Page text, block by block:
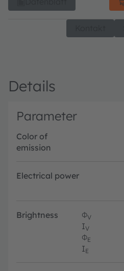
Details
Parameter
Color of
emission
Electrical power
Brightness ΦV
IV
ΦE
IE